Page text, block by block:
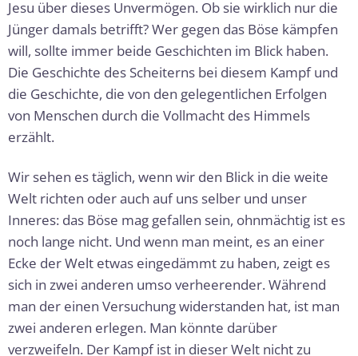
Jesu über dieses Unvermögen. Ob sie wirklich nur die
Jünger damals betrifft? Wer gegen das Böse kämpfen
will, sollte immer beide Geschichten im Blick haben.
Die Geschichte des Scheiterns bei diesem Kampf und
die Geschichte, die von den gelegentlichen Erfolgen
von Menschen durch die Vollmacht des Himmels
erzählt.
Wir sehen es täglich, wenn wir den Blick in die weite
Welt richten oder auch auf uns selber und unser
Inneres: das Böse mag gefallen sein, ohnmächtig ist es
noch lange nicht. Und wenn man meint, es an einer
Ecke der Welt etwas eingedämmt zu haben, zeigt es
sich in zwei anderen umso verheerender. Während
man der einen Versuchung widerstanden hat, ist man
zwei anderen erlegen. Man könnte darüber
verzweifeln. Der Kampf ist in dieser Welt nicht zu